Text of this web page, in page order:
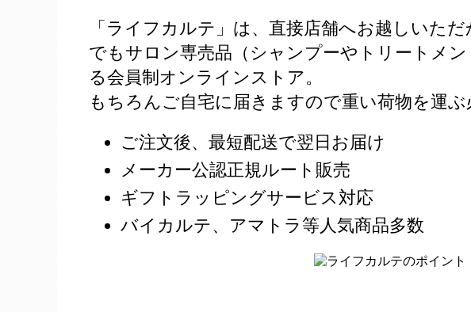
「ライフカルテ」は、直接店舗へお越しいた
でもサロン専売品（シャンプーやトリートメ
る会員制オンラインストア。
もちろんご自宅に届きますので重い荷物を運
ご注文後、最短配送で翌日お届け
メーカー公認正規ルート販売
ギフトラッピングサービス対応
バイカルテ、アマトラ等人気商品多数